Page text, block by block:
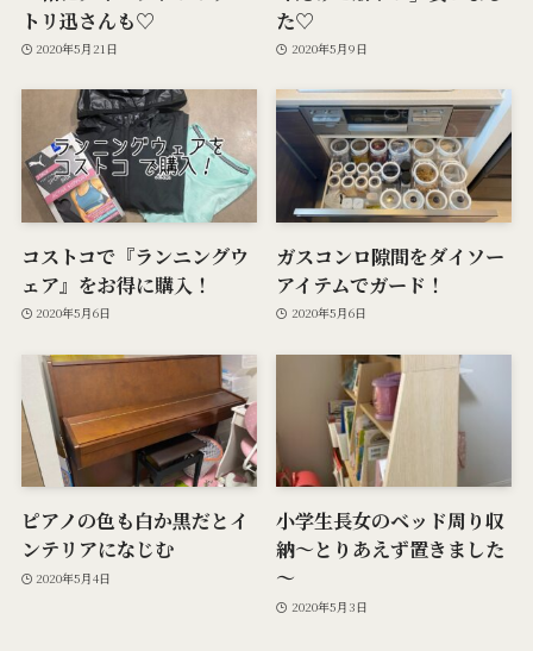
トリ迅さんも♡
2020年5月21日
た♡
2020年5月9日
コストコで『ランニングウ
ェア』をお得に購入！
2020年5月6日
ガスコンロ隙間をダイソー
アイテムでガード！
2020年5月6日
ピアノの色も白か黒だとイ
ンテリアになじむ
2020年5月4日
小学生長女のベッド周り収
納～とりあえず置きました
～
2020年5月3日